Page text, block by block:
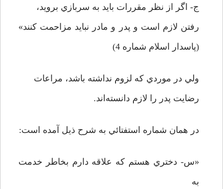
ج- اگر از نظر مقررات بايد به سربازي برويد،
رفتن لازم است و پدر و مادر نبايد مزاحمت کنند»
(پاسدار اسلام شماره 4)
ولي در موردي که لزوم نداشته باشد، مراعات
رضايت پدر را لازم دانسته‌اند.
در همان شماره استفتائي به شرح ذيل آمده است:
«س- دختري هستم که علاقه دارم بخاطر خدمت
به